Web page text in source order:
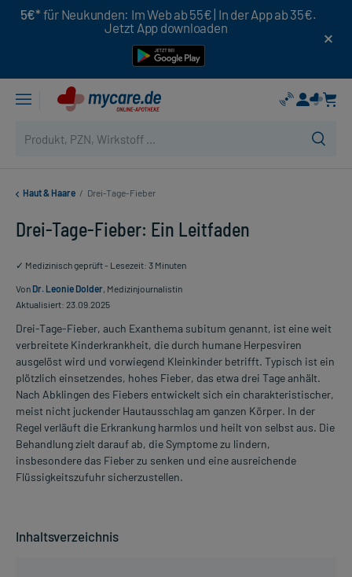
5€* für Neukunden: Im Web ab 55€ | In der App ab 35€.
Jetzt App downloaden
Haut & Haare / Drei-Tage-Fieber
Drei-Tage-Fieber: Ein Leitfaden
✓ Medizinisch geprüft - Lesezeit: 3 Minuten
Von Dr. Leonie Dolder, Medizinjournalistin
Aktualisiert: 23.09.2025
Drei-Tage-Fieber, auch Exanthema subitum genannt, ist eine weit
verbreitete Kinderkrankheit, die durch humane Herpesviren
ausgelöst wird und vorwiegend Kleinkinder betrifft. Typisch ist ein
plötzlich einsetzendes, hohes Fieber, das etwa drei Tage anhält.
Nach Abklingen des Fiebers entwickelt sich ein charakteristischer,
meist nicht juckender Hautausschlag am ganzen Körper. In der
Regel verläuft die Erkrankung harmlos und heilt von selbst aus. Die
Behandlung zielt darauf ab, die Symptome zu lindern,
insbesondere das Fieber zu senken und eine ausreichende
Flüssigkeitszufuhr sicherzustellen.
Inhaltsverzeichnis